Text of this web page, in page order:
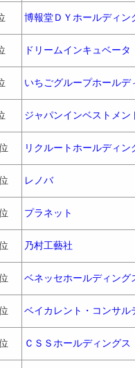
博報堂ＤＹホールディン
ドリームインキュベータ
いちごグループホールデ
ジャパンインベストメン
リクルートホールディン
レノバ
プラネット
乃村工藝社
ベネッセホールディング
ベイカレント・コンサル
ＣＳＳホールディングス